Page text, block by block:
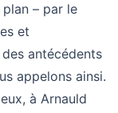
– par le
et
antécédents
appelons ainsi.
à Arnauld